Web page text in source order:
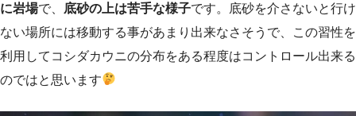
に岩場で、 底砂の上は苦手な様子です。底砂を介さないと行け
ない場所には移動する事があまり出来なさそうで、この習性を
利用してコシダカウニの分布をある程度はコントロール出来る
のではと思います